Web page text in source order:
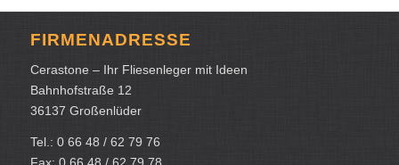
FIRMENADRESSE
Cerastone – Ihr Fliesenleger mit Ideen
Bahnhofstraße 12
36137 Großenlüder
Tel.: 0 66 48 / 62 79 76
Fax: 0 66 48 / 62 79 78